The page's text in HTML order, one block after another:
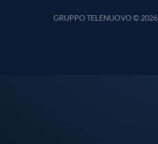
GRUPPO TELENUOVO © 2026